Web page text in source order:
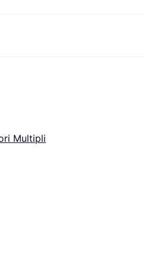
Multipli